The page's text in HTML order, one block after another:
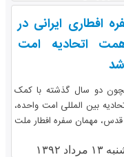
افطاری ایرانی در
اتحادیه امت
شد
دو سال گذشته با کمک
بین المللی امت واحده،
مهمان سفره افطار ملت
۱۳۹۲